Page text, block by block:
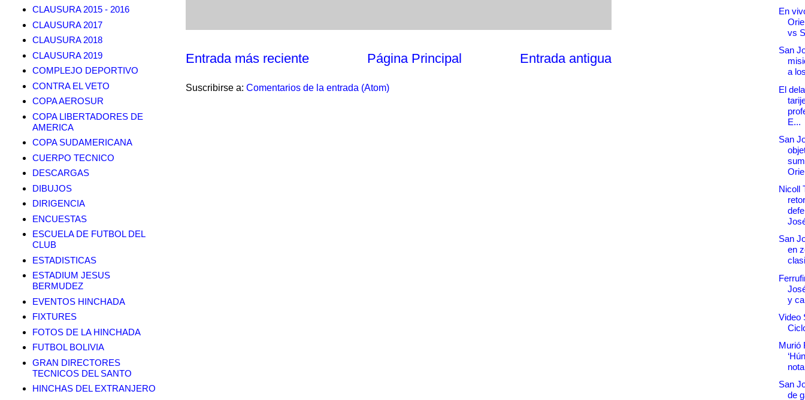
Entrada más reciente Entrada antigua
Página Principal
Suscribirse a: Comentarios de la entrada (Atom)
CLAUSURA 2015 - 2016
CLAUSURA 2017
CLAUSURA 2018
CLAUSURA 2019
COMPLEJO DEPORTIVO
CONTRA EL VETO
COPA AEROSUR
COPA LIBERTADORES DE
AMERICA
COPA SUDAMERICANA
CUERPO TECNICO
DESCARGAS
DIBUJOS
DIRIGENCIA
ENCUESTAS
ESCUELA DE FUTBOL DEL
CLUB
ESTADISTICAS
ESTADIUM JESUS
BERMUDEZ
EVENTOS HINCHADA
FIXTURES
FOTOS DE LA HINCHADA
FUTBOL BOLIVIA
GRAN DIRECTORES
TECNICOS DEL SANTO
HINCHAS DEL EXTRANJERO
En
vs
San
a
El
E...
San
Nicoll
San
en
y
Video
Murió
San
de